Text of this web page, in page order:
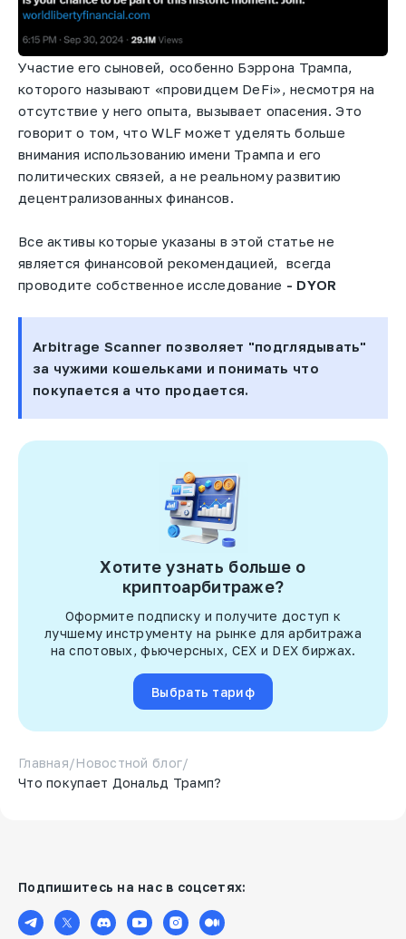
Участие его сыновей, особенно Бэррона Трампа,
которого называют «провидцем DeFi», несмотря на
отсутствие у него опыта, вызывает опасения. Это
говорит о том, что WLF может уделять больше
внимания использованию имени Трампа и его
политических связей, а не реальному развитию
децентрализованных финансов.
Все активы которые указаны в этой статье не
является финансовой рекомендацией, всегда
проводите собственное исследование - DYOR
Arbitrage Scanner позволяет "подглядывать"
за чужими кошельками и понимать что
покупается а что продается.
Хотите узнать больше о
криптоарбитраже?
Оформите подписку и получите доступ к
лучшему инструменту на рынке для арбитража
на спотовых, фьючерсных, CEX и DEX биржах.
Выбрать тариф
Главная/Новостной блог/
Что покупает Дональд Трамп?
Подпишитесь на нас в соцсетях: